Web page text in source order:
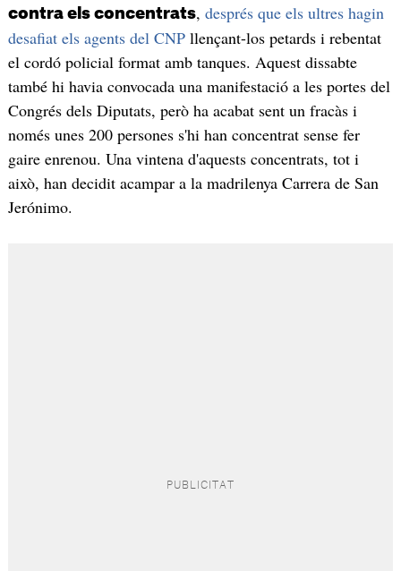
contra els concentrats, després que els ultres hagin
desafiat els agents del CNPllençant-los petards i rebentat
el cordó policial format amb tanques. Aquest dissabte
també hi havia convocada una manifestació a les portes del
Congrés dels Diputats, però ha acabat sent un fracàs i
només unes 200 persones s'hi han concentrat sense fer
gaire enrenou. Una vintena d'aquests concentrats, tot i
això, han decidit acampar a la madrilenya Carrera de San
Jerónimo.